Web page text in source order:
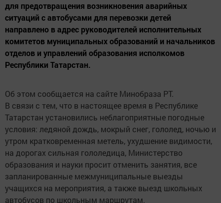
для предотвращения возникновения аварийных
ситуаций с автобусами для перевозки детей
направлено в адрес руководителей исполнительных
комитетов муниципальных образований и начальников
отделов и управлений образования исполкомов
Республики Татарстан.
Об этом сообщается на сайте Минобраза РТ.
В связи с тем, что в настоящее время в Республике
Татарстан установились неблагоприятные погодные
условия: ледяной дождь, мокрый снег, гололед, ночью и
утром кратковременная метель, ухудшение видимости,
на дорогах сильная гололедица, Министерство
образования и науки просит отменить занятия, все
запланированные межмуниципальные выезды
учащихся на мероприятия, а также выезд школьных
автобусов по школьным маршрутам.